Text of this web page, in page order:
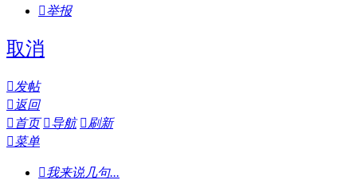
举报
取消
发帖
 返回
 首页 导航 刷新
菜单
我来说几句...